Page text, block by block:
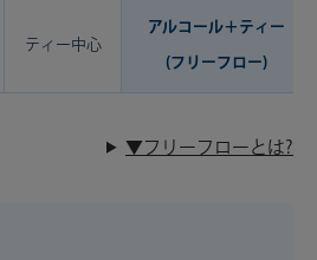
ティー中心
アルコール＋ティー
(フリーフロー)
▼フリーフローとは?